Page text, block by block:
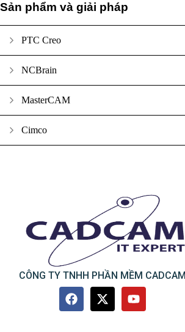
Sản phẩm và giải pháp
PTC Creo
NCBrain
MasterCAM
Cimco
CÔNG TY TNHH PHẦN MỀM CADCAM